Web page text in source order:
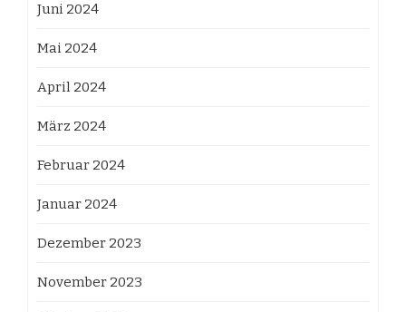
Juni 2024
Mai 2024
April 2024
März 2024
Februar 2024
Januar 2024
Dezember 2023
November 2023